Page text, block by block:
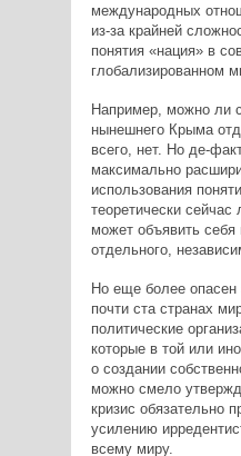
международных
из-за крайней
понятия «нация» в
глобализированном
Например, можно ли
нынешнего Крыма
всего, нет. Но де-
максимально
использования
теоретически
может объявить себя
отдельного,
Но еще более опасен
почти ста странах
политические
которые в той или
о создании
можно смело
кризис обязательно
усилению
всему миру.